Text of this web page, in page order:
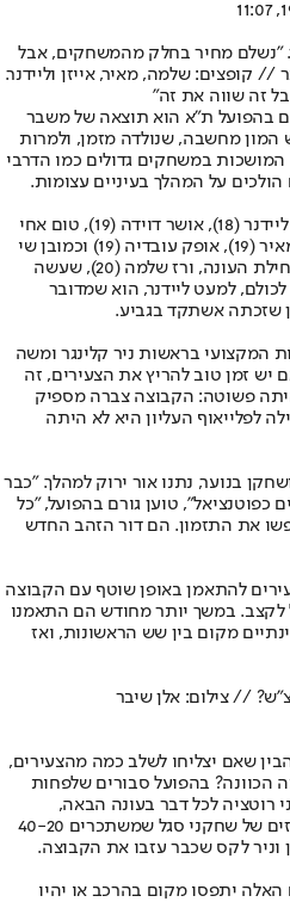
"נשלם מחיר בחלק מהמשחקים, אבל
קופצים: שלמה, מאיר, אייזן וליידנר.
זה שווה את זה"
בהפועל ת"א הוא תוצאה של משבר
המון מחשבה, שנולדה מזמן, ולמרות
במשחקים גדולים כמו הדרבי
על המהלך בעיניים עצומות.
לפני שנמשיך, היכרות קצרה: דורון ליידנר (18), אושר דוידה (19), טום אחי
מרדכי (19), עילי טמם (19), עמית מאיר (19), אופק עובדיה (19) וכמובן שי
אייזן (19), שהפך לשחקן הרכב מתחילת העונה, ורז שלמה (20), שעשה
למעט ליידנר, הוא שמדובר
שזכתה אשתקד בגביע.
המקצועי בראשות ניר קלינגר ומשה
יש זמן טוב להריץ את הצעירים, זה
פשוטה: הקבוצה צברה מספיק
לפלייאוף העליון היא לא היתה
בנוער, נתנו אור ירוק למהלך. "כבר
טוען גורם בהפועל, "כל
את התזמון. הם דור הזהב החדש
להתאמן באופן שוטף עם הקבוצה
לקצב. במשך יותר מחודש הם התאמנו
מקום בין שש הראשונות, ואז
// צילום: אלן שיבר
שאם יצליחו לשלב כמה מהצעירים,
הכוונה? בהפועל סבורים שלפחות
רוטציה לכל דבר בעונה הבאה,
והמשמעות היא שאפשר לחסוך חוזים של שחקני סגל שמשתכרים 40-20
וניר לקס שכבר עזבו את הקבוצה.
יתפסו מקום בהרכב או יהיו